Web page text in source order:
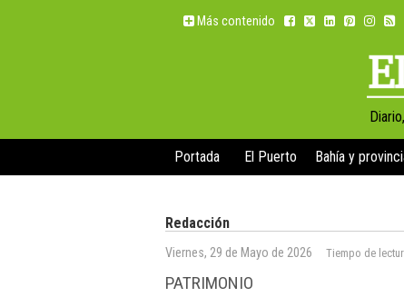
Más contenido
Portada El Puerto Bahía y
Redacción
Viernes, 29 de Mayo de 2026 Tiempo de
PATRIMONIO